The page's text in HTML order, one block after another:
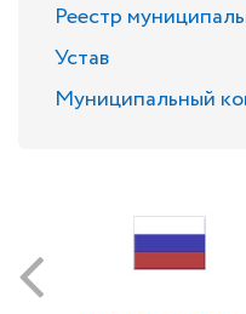
Реестр
Устав
Муниципальный